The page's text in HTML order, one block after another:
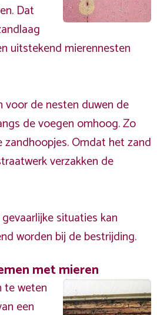
Dat
uitstekend mierennesten
voor de nesten duwen de
de voegen omhoog. Zo
Omdat het zand
verzakken de
situaties kan
worden bij de bestrijding.
met mieren
te weten
een